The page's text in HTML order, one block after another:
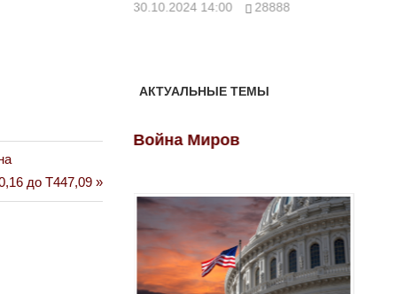
до Т447,09
АКТУАЛЬНЫЕ ТЕМЫ
Война Миров